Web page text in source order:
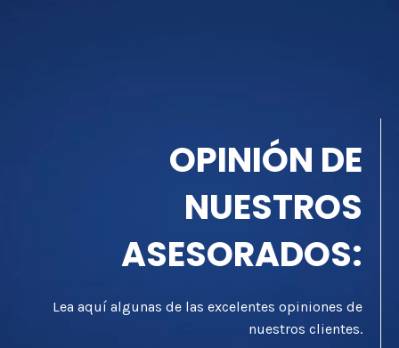
OPINIÓN DE
NUESTROS
ASESORADOS:
Lea aquí algunas de las excelentes opiniones de
nuestros clientes.